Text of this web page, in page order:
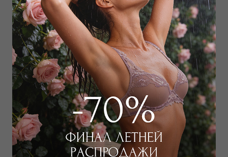
Выбрать размер Выбрать размер